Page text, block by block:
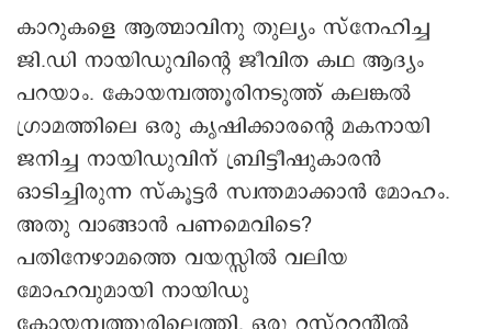
കാറുകളെ ആത്മാവിനു തുല്യം സ്നേഹിച്ച
ജി.ഡി നായിഡുവിന്റെ ജീവിത കഥ ആദ്യം
പറയാം. കോയമ്പത്തൂരിനടുത്ത് കലങ്കൽ
ഗ്രാമത്തിലെ ഒരു കൃഷിക്കാരന്റെ മകനായി
ജനിച്ച നായിഡുവിന് ബ്രിട്ടീഷുകാരൻ
ഓടിച്ചിരുന്ന സ്കൂട്ടർ സ്വന്തമാക്കാൻ മോഹം.
അതു വാങ്ങാൻ പണമെവിടെ?
പതിനേഴാമത്തെ വയസ്സിൽ വലിയ
മോഹവുമായി നായിഡു